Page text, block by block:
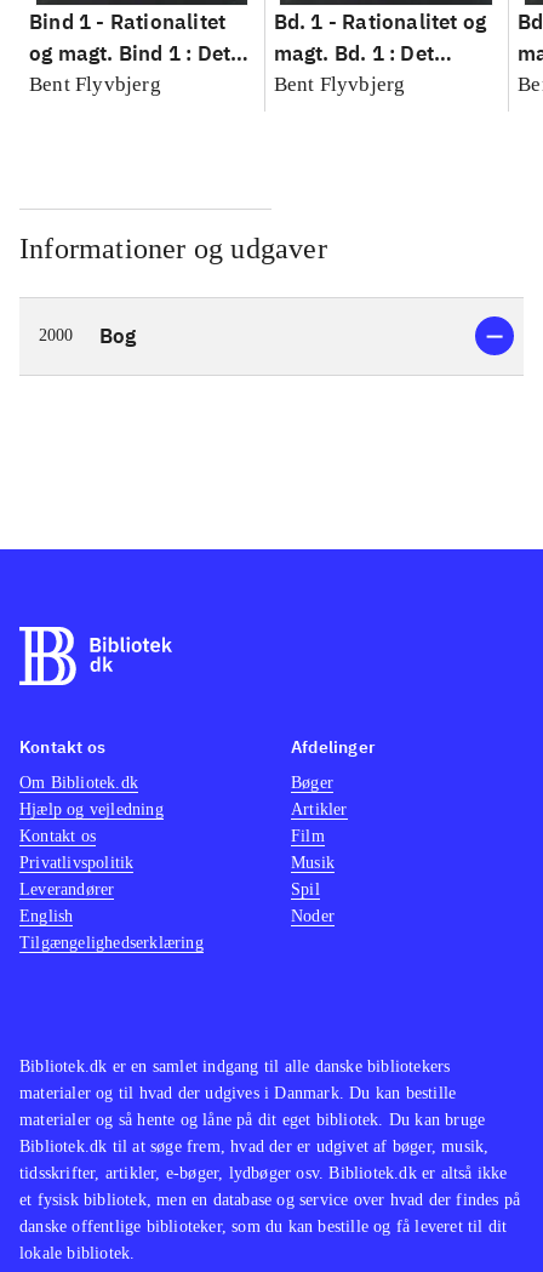
Bind 1 - Rationalitet
og magt. Bind 1 : Det
konkretes videnskab
Bent Flyvbjerg
Bd. 1 - Rationalitet og
magt. Bd. 1 : Det
konkretes videnskab
Bent Flyvbjerg
Informationer og udgaver
2000 Bog
Bibliotek.dk er en samlet indgang til alle danske bibliotekers
materialer og til hvad der udgives i Danmark. Du kan bestille
materialer og så hente og låne på dit eget bibliotek. Du kan bruge
Bibliotek.dk til at søge frem, hvad der er udgivet af bøger, musik,
tidsskrifter, artikler, e-bøger, lydbøger osv. Bibliotek.dk er altså ikke
et fysisk bibliotek, men en database og service over hvad der findes på
danske offentlige biblioteker, som du kan bestille og få leveret til dit
lokale bibliotek.
Kontakt os
Om Bibliotek.dk
Hjælp og vejledning
Kontakt os
Privatlivspolitik
Leverandører
English
Tilgængelighedserklæring
Afdelinger
Bøger
Artikler
Film
Musik
Spil
Noder